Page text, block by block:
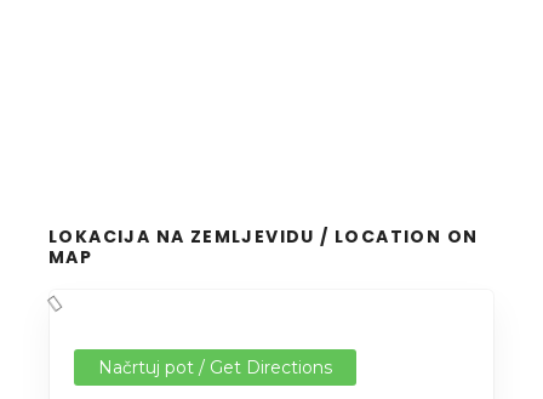
LOKACIJA NA ZEMLJEVIDU / LOCATION ON
MAP
Načrtuj pot / Get Directions